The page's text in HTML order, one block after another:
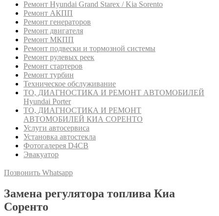
Ремонт Hyundai Grand Starex / Kia Sorento
Ремонт АКПП
Ремонт генераторов
Ремонт двигателя
Ремонт МКПП
Ремонт подвески и тормозной системы
Ремонт рулевых реек
Ремонт стартеров
Ремонт турбин
Техническое обслуживание
ТО, ДИАГНОСТИКА И РЕМОНТ АВТОМОБИЛЕЙ
Hyundai Porter
ТО, ДИАГНОСТИКА И РЕМОНТ
АВТОМОБИЛЕЙ КИА СОРЕНТО
Услуги автосервиса
Установка автостекла
Фотогалерея D4CB
Эвакуатор
Позвонить Whatsapp
Замена регулятора топлива Киа
Соренто